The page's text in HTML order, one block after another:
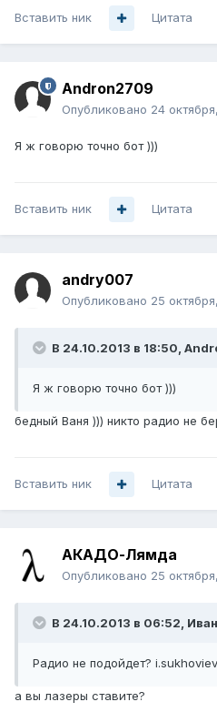
Вставить ник Цитата
Andron2709
Опубликовано 24
Я ж говорю точно бот )))
Вставить ник Цитата
andry007
Опубликовано 25
В 24.10.2013 в 18:50,
Я ж говорю точно бот )))
бедный Ваня ))) никто радио не
Вставить ник Цитата
АКАДО-Лямда
Опубликовано 25
В 24.10.2013 в 06:52,
Радио не подойдет?
а вы лазеры ставите?